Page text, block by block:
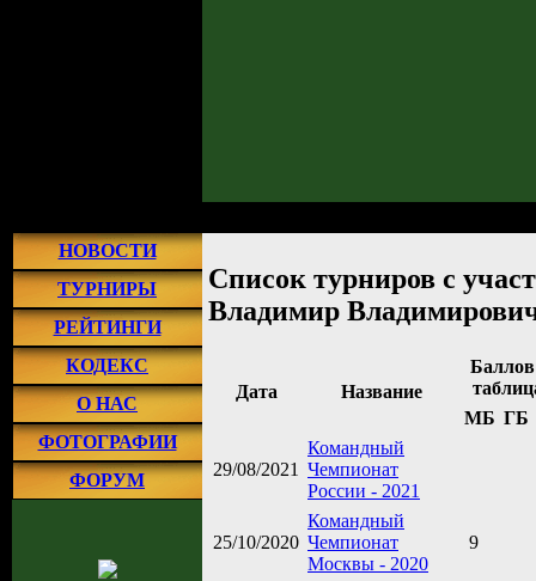
НОВОСТИ
ТУРНИРЫ
РЕЙТИНГИ
КОДЕКС
О НАС
ФОТОГРАФИИ
ФОРУМ
Список турниров с
Владимир
Дата Название
МБ ГБ
29/08/2021
Командный
Чемпионат
России - 2021
25/10/2020
Командный
Чемпионат
Москвы - 2020
9